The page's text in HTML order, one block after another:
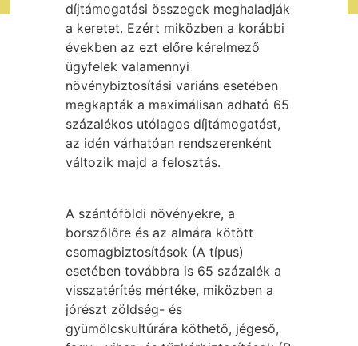
díjtámogatási összegek meghaladják
a keretet. Ezért miközben a korábbi
években az ezt előre kérelmező
ügyfelek valamennyi
növénybiztosítási variáns esetében
megkapták a maximálisan adható 65
százalékos utólagos díjtámogatást,
az idén várhatóan rendszerenként
változik majd a felosztás.
A szántóföldi növényekre, a
borszőlőre és az almára kötött
csomagbiztosítások (A típus)
esetében továbbra is 65 százalék a
visszatérítés mértéke, miközben a
jórészt zöldség- és
gyümölcskultúrára köthető, jégeső,